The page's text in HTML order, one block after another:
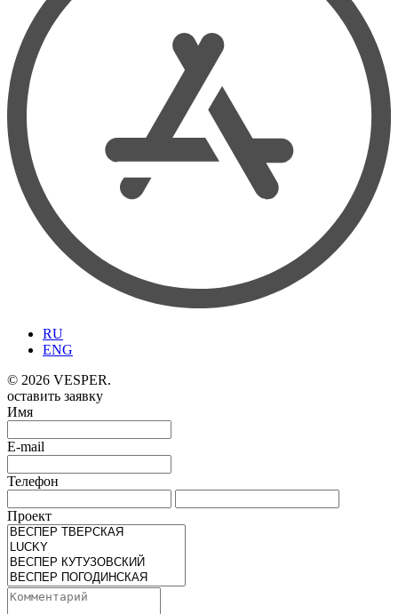
RU
ENG
© 2026 VESPER.
оставить заявку
Имя
E-mail
Телефон
Проект